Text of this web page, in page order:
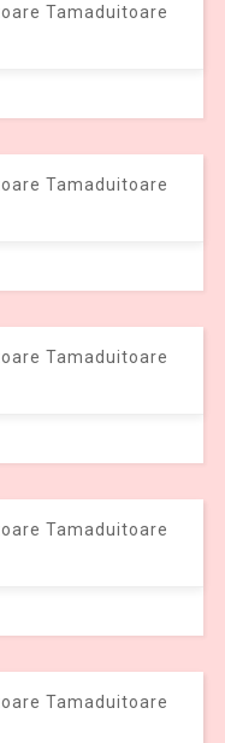
Tamaduitoare
Tamaduitoare
Tamaduitoare
Tamaduitoare
Tamaduitoare